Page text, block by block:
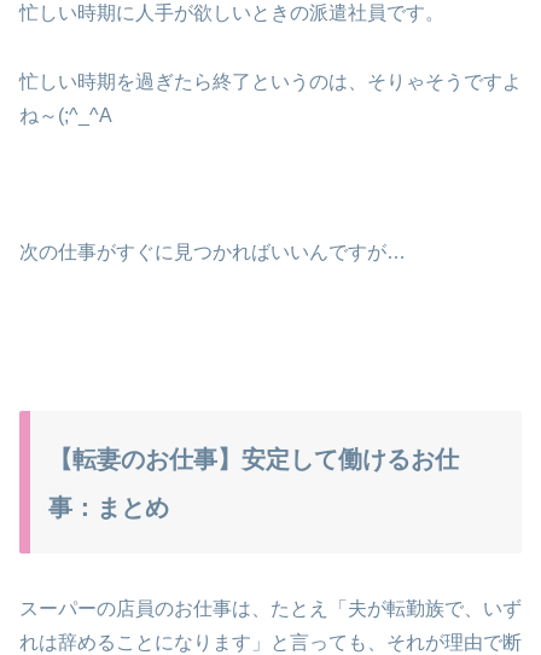
忙しい時期に人手が欲しいときの派遣社員です。
忙しい時期を過ぎたら終了というのは、そりゃそうですよ
ね～(;^_^A
次の仕事がすぐに見つかればいいんですが…
【転妻のお仕事】安定して働けるお仕
事：まとめ
スーパーの店員のお仕事は、たとえ「夫が転勤族で、いず
れは辞めることになります」と言っても、それが理由で断